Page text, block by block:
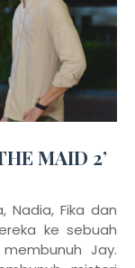
MAID 2’
Nadia, Fika dan
ke sebuah
Jay.